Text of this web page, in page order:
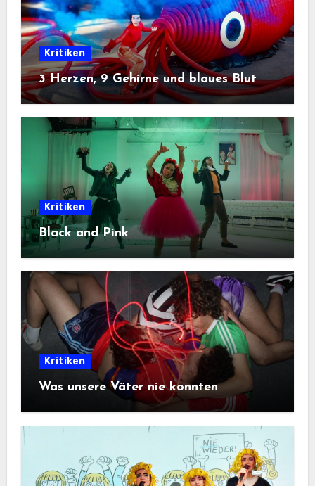
Kritiken
3 Herzen, 9 Gehirne und blaues Blut
Kritiken
Black and Pink
Kritiken
Was unsere Väter nie konnten